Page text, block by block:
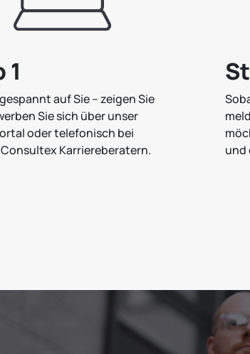
1
auf Sie – zeigen Sie
Sie sich über unser
oder telefonisch bei
Karriereberatern.
und